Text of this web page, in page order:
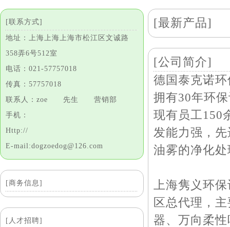
[联系方式]
地址：上海上海上海市松江区文诚路
358弄6号512室
电话：021-57757018
传真：57757018
联系人：zoe 先生 营销部
手机：
Http://
E-mail:dogzoedog@126.com
[商务信息]
[人才招聘]
[最新产品]
[公司简介]
德国泰克诺
拥有30年环
现有员工150
发能力强，
油雾的净化
上海隽义环
区总代理，
器、万向柔